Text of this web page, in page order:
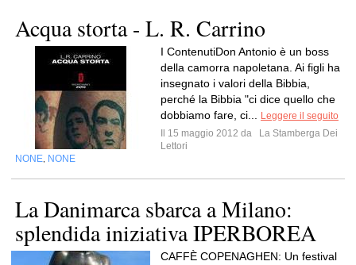
Acqua storta - L. R. Carrino
I ContenutiDon Antonio è un boss
della camorra napoletana. Ai figli ha
insegnato i valori della Bibbia,
perché la Bibbia "ci dice quello che
dobbiamo fare, ci...
Leggere il seguito
Il 15 maggio 2012 da
La Stamberga Dei
Lettori
NONE NONE
La Danimarca sbarca a Milano:
splendida iniziativa IPERBOREA
CAFFÈ COPENAGHEN: Un festival